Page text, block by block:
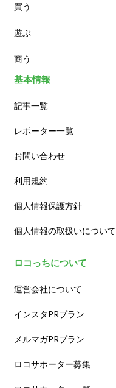
ランチ
カフェ
買う
遊ぶ
商う
基本情報
記事一覧
レポーター一覧
お問い合わせ
利用規約
個人情報保護方針
個人情報の取扱いについて
ロコっちについて
運営会社について
インスタPRプラン
メルマガPRプラン
ロコサポーター募集